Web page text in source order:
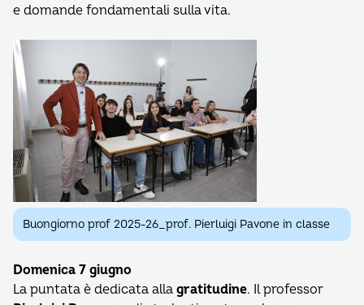
e domande fondamentali sulla vita.
Buongiorno prof 2025-26_prof. Pierluigi Pavone in classe
Domenica 7 giugno
La puntata è dedicata alla gratitudine. Il professor